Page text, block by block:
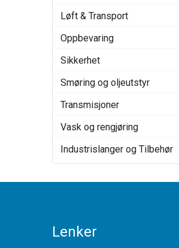
Løft & Transport
Oppbevaring
Sikkerhet
Smøring og oljeutstyr
Transmisjoner
Vask og rengjøring
Industrislanger og Tilbehør
Lenker